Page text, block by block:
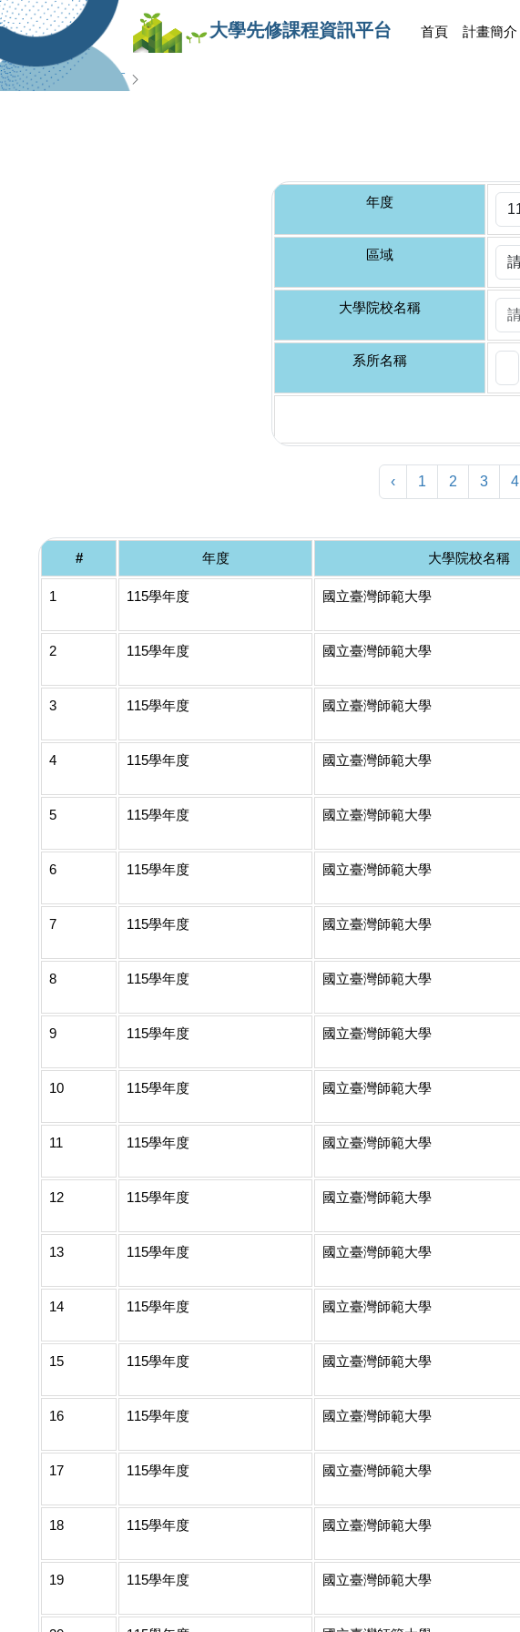
大學先修課程資訊平台 首頁 計畫簡介
查詢專區
年度
區域
大學院校名稱
系所名稱
‹ 1 2 3 4
# 年度 大學院校名稱
1 115學年度 國立臺灣師範大學
2 115學年度 國立臺灣師範大學
3 115學年度 國立臺灣師範大學
4 115學年度 國立臺灣師範大學
5 115學年度 國立臺灣師範大學
6 115學年度 國立臺灣師範大學
7 115學年度 國立臺灣師範大學
8 115學年度 國立臺灣師範大學
9 115學年度 國立臺灣師範大學
10 115學年度 國立臺灣師範大學
11 115學年度 國立臺灣師範大學
12 115學年度 國立臺灣師範大學
13 115學年度 國立臺灣師範大學
14 115學年度 國立臺灣師範大學
15 115學年度 國立臺灣師範大學
16 115學年度 國立臺灣師範大學
17 115學年度 國立臺灣師範大學
18 115學年度 國立臺灣師範大學
19 115學年度 國立臺灣師範大學